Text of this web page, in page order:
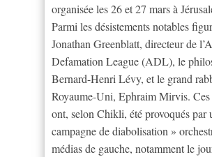
organisée les 26 et 27 mars à
Parmi les désistements notables
Jonathan Greenblatt, directeur de
Defamation League (ADL), le
Bernard-Henri Lévy, et le grand
Royaume-Uni, Ephraim Mirvis. Ces
ont, selon Chikli, été provoqués par
campagne de diabolisation »
médias de gauche, notamment le